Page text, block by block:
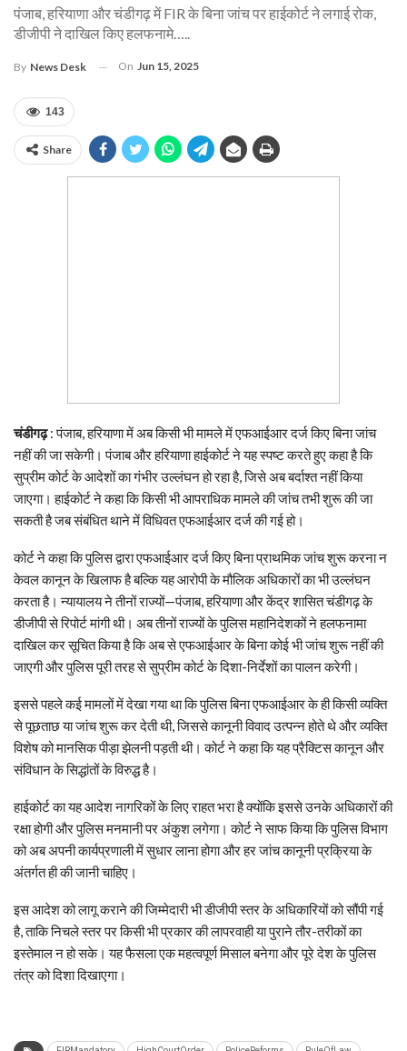
पंजाब, हरियाणा और चंडीगढ़ में FIR के बिना जांच पर हाईकोर्ट ने लगाई रोक,
डीजीपी ने दाखिल किए हलफनामे…..
By News Desk On Jun 15, 2025
143
Share
चंडीगढ़: पंजाब, हरियाणा में अब किसी भी मामले में एफआईआर दर्ज किए बिना जांच
नहीं की जा सकेगी। पंजाब और हरियाणा हाईकोर्ट ने यह स्पष्ट करते हुए कहा है कि
सुप्रीम कोर्ट के आदेशों का गंभीर उल्लंघन हो रहा है, जिसे अब बर्दाश्त नहीं किया
जाएगा। हाईकोर्ट ने कहा कि किसी भी आपराधिक मामले की जांच तभी शुरू की जा
सकती है जब संबंधित थाने में विधिवत एफआईआर दर्ज की गई हो।
कोर्ट ने कहा कि पुलिस द्वारा एफआईआर दर्ज किए बिना प्राथमिक जांच शुरू करना न
केवल कानून के खिलाफ है बल्कि यह आरोपी के मौलिक अधिकारों का भी उल्लंघन
करता है। न्यायालय ने तीनों राज्यों—पंजाब, हरियाणा और केंद्र शासित चंडीगढ़ के
डीजीपी से रिपोर्ट मांगी थी। अब तीनों राज्यों के पुलिस महानिदेशकों ने हलफनामा
दाखिल कर सूचित किया है कि अब से एफआईआर के बिना कोई भी जांच शुरू नहीं की
जाएगी और पुलिस पूरी तरह से सुप्रीम कोर्ट के दिशा-निर्देशों का पालन करेगी।
इससे पहले कई मामलों में देखा गया था कि पुलिस बिना एफआईआर के ही किसी व्यक्ति
से पूछताछ या जांच शुरू कर देती थी, जिससे कानूनी विवाद उत्पन्न होते थे और व्यक्ति
विशेष को मानसिक पीड़ा झेलनी पड़ती थी। कोर्ट ने कहा कि यह प्रैक्टिस कानून और
संविधान के सिद्धांतों के विरुद्ध है।
हाईकोर्ट का यह आदेश नागरिकों के लिए राहत भरा है क्योंकि इससे उनके अधिकारों की
रक्षा होगी और पुलिस मनमानी पर अंकुश लगेगा। कोर्ट ने साफ किया कि पुलिस विभाग
को अब अपनी कार्यप्रणाली में सुधार लाना होगा और हर जांच कानूनी प्रक्रिया के
अंतर्गत ही की जानी चाहिए।
इस आदेश को लागू कराने की जिम्मेदारी भी डीजीपी स्तर के अधिकारियों को सौंपी गई
है, ताकि निचले स्तर पर किसी भी प्रकार की लापरवाही या पुराने तौर-तरीकों का
इस्तेमाल न हो सके। यह फैसला एक महत्वपूर्ण मिसाल बनेगा और पूरे देश के पुलिस
तंत्र को दिशा दिखाएगा।